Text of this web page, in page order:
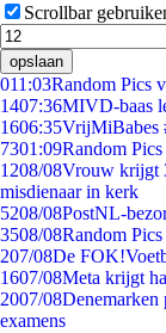
Scrollbar
opslaan
011:03Random Pics
1407:36MIVD-baas
1606:35VrijMiBabes
7301:09Random
1208/08Vrouw krijgt
misdienaar in kerk
5208/08PostNL-
3508/08Random
207/08De
1607/08Meta krijgt
2007/08Denemarken
examens